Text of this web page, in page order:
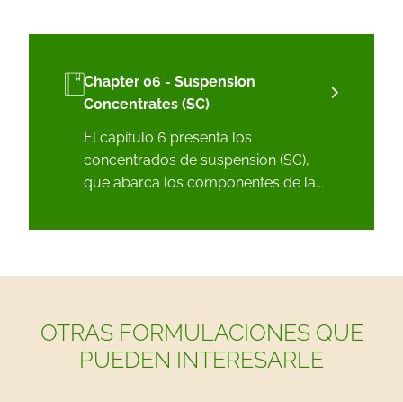
Chapter 06 - Suspension
Concentrates (SC)
El capítulo 6 presenta los
concentrados de suspensión (SC),
que abarca los componentes de la...
OTRAS FORMULACIONES QUE
PUEDEN INTERESARLE